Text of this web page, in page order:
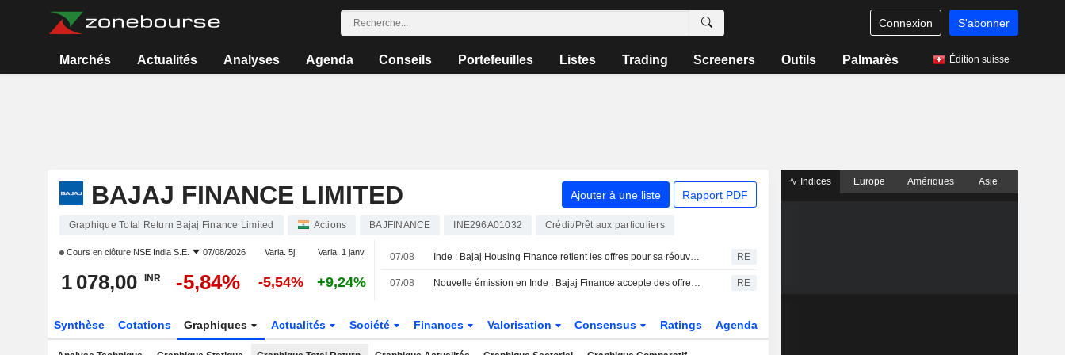
Connexion S'abonner
Marchés Actualités Analyses Agenda Conseils Portefeuilles Listes Trading Screeners Outils Palmarès Édition suisse
BAJAJ FINANCE LIMITED Ajouter à une liste Rapport PDF
Graphique Total Return Bajaj Finance Limited Actions BAJFINANCE INE296A01032 Crédit/Prêt aux particuliers
Cours en clôture NSE India S.E. 07/08/2026 Varia. 5j. Varia. 1 janv.
1 078,00 INR -5,84% -5,54% +9,24%
07/08 Inde : Bajaj Housing Finance retient les offres pour sa réouverture d'obligations, selon des banquiers RE
07/08 Nouvelle émission en Inde : Bajaj Finance accepte des offres pour des obligations à 3 ans et 3 mois, selon des banquiers RE
Synthèse Cotations Graphiques Actualités Société Finances Valorisation Consensus Ratings Agenda
Indices Europe Amériques Asie